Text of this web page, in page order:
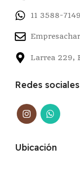
11 3588-7149
Larrea 229,
Redes sociales
Ubicación